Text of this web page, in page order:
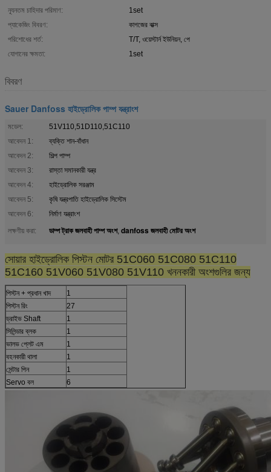
ন্যূনতম চাহিদার পরিমাণ:
1set
প্যাকেজিং বিবরণ:
কাগজের বাক্স
পরিশোধের শর্ত:
T/T, ওয়েস্টার্ন ইউনিয়ন, পে
যোগানের ক্ষমতা:
1set
বিবরণ
Sauer Danfoss হাইড্রোলিক পাম্প যন্ত্রাংশ
মডেল:
51V110,51D110,51C110
আবেদন 1:
ব্যক্তি শান-বাঁধান
আবেদন 2:
শিল্প পাম্প
আবেদন 3:
রাস্তা সমানকারী যন্ত্র
আবেদন 4:
হাইড্রোলিক সরঞ্জাম
আবেদন 5:
কৃষি যন্ত্রপাতি হাইড্রোলিক সিস্টেম
আবেদন 6:
নির্মাণ যন্ত্রাংশ
লক্ষণীয় করা:
ডাম্প ট্রাক জলবাহী পাম্প অংশ, danfoss জলবাহী মোটর অংশ
সোয়ার হাইড্রোলিক পিস্টন মোটর 51C060 51C080 51C110
51C160 51V060 51V080 51V110 খননকারী অংশগুলির জন্য
পিস্টন + প্রধান খাদ
1
পিস্টন রিং
27
ড্রাইভ Shaft
1
সিলিন্ডার ব্লক
1
ভালভ প্লেট এম
1
বহনকারী থালা
1
সেন্টার পিন
1
Servo বল
6